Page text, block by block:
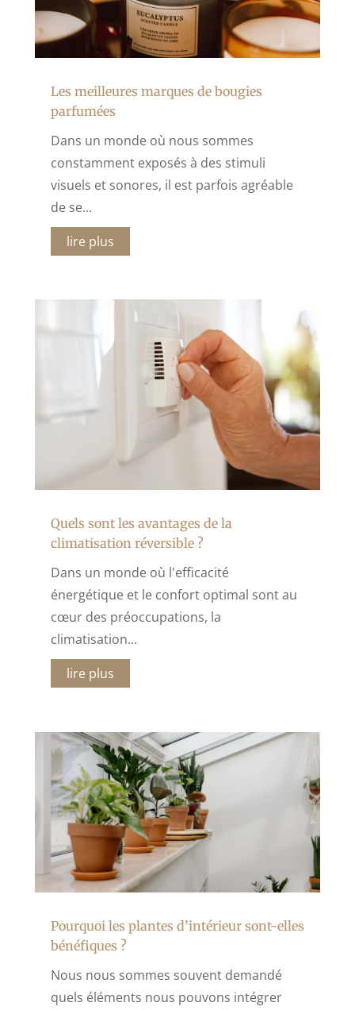
Les meilleures marques de bougies
parfumées
Dans un monde où nous sommes
constamment exposés à des stimuli
visuels et sonores, il est parfois agréable
de se...
lire plus
Quels sont les avantages de la
climatisation réversible ?
Dans un monde où l'efficacité
énergétique et le confort optimal sont au
cœur des préoccupations, la
climatisation...
lire plus
Pourquoi les plantes d’intérieur sont-elles
bénéfiques ?
Nous nous sommes souvent demandé
quels éléments nous pouvons intégrer